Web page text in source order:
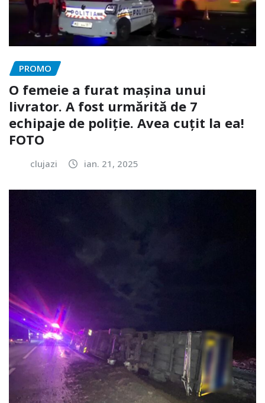
PROMO
O femeie a furat mașina unui
livrator. A fost urmărită de 7
echipaje de poliție. Avea cuțit la ea!
FOTO
clujazi ian. 21, 2025